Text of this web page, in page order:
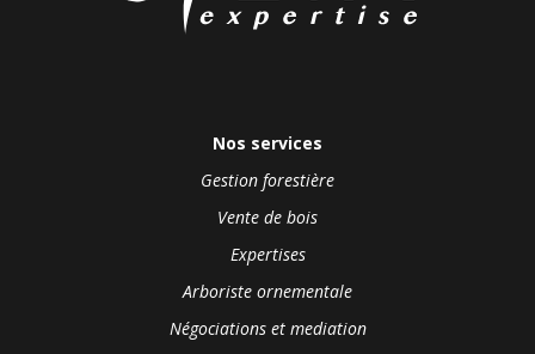
Nos services
Gestion forestière
Vente de bois
Expertises
Arboriste ornementale
Négociations et mediation